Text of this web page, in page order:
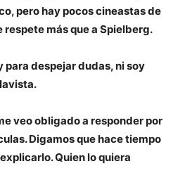
pero hay pocos cineastas de
respete más que a Spielberg.
para despejar dudas, ni soy
veo obligado a responder por
Digamos que hace tiempo
Quien lo quiera